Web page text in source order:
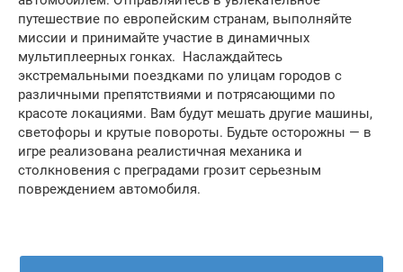
путешествие по европейским странам, выполняйте
миссии и принимайте участие в динамичных
мультиплеерных гонках. Наслаждайтесь
экстремальными поездками по улицам городов с
различными препятствиями и потрясающими по
красоте локациями. Вам будут мешать другие машины,
светофоры и крутые повороты. Будьте осторожны — в
игре реализована реалистичная механика и
столкновения с преградами грозит серьезным
повреждением автомобиля.